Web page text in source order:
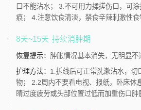
口不能沾水； 3.不可用力揉搓伤口，可
痕； 4.注意饮食清淡，禁食辛辣刺激性食
8天~15天 持续消肿期
恢复提示： 肿胀情况基本消失，无明显不
护理方法： 1.拆线后可正常洗漱沾水，切
物； 2.2周内不要看电视、报纸，卧床休
睛过度疲劳或头部位置过低而加重伤口肿